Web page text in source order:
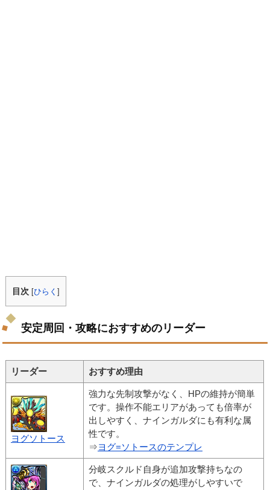
目次 [ひらく]
安定周回・攻略におすすめのリーダー
リーダー おすすめ理由
ヨグソトース
強力な先制攻撃がなく、HPの維持が簡単
です。操作不能エリアがあっても倍率が
出しやすく、ナインガルダにも有利な属
性です。
⇒ヨグ=ソトースのテンプレ
分岐スクルド自身が追加攻撃持ちなの
で、ナインガルダの処理がしやすいで